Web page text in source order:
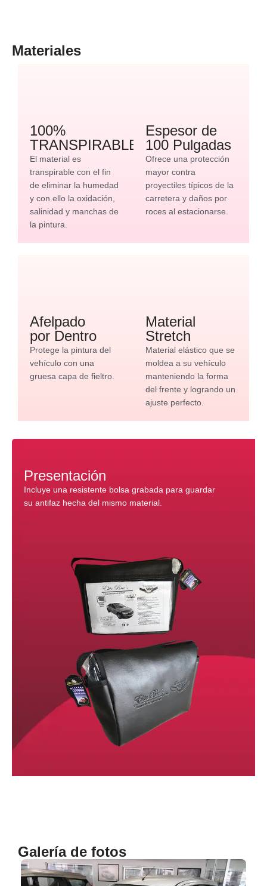
Materiales
100%
TRANSPIRABLE
El material es
transpirable con el fin
de eliminar la humedad
y con ello la oxidación,
salinidad y manchas de
la pintura.
Espesor de
100 Pulgadas
Ofrece una protección
mayor contra
proyectiles típicos de la
carretera y daños por
roces al estacionarse.
Afelpado
por Dentro
Protege la pintura del
vehículo con una
gruesa capa de fieltro.
Material
Stretch
Material elástico que se
moldea a su vehículo
manteniendo la forma
del frente y logrando un
ajuste perfecto.
Presentación
Incluye una resistente bolsa grabada para guardar
su antifaz hecha del mismo material.
Galería de fotos